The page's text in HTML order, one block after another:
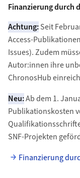
Finanzierung durch
Achtung:Seit
Access-
Issues). Zudem
Autor:innen ihre
ChronosHub
Neu:Ab dem 1.
Publikationskosten
SNF-Projekten
Finanzierung